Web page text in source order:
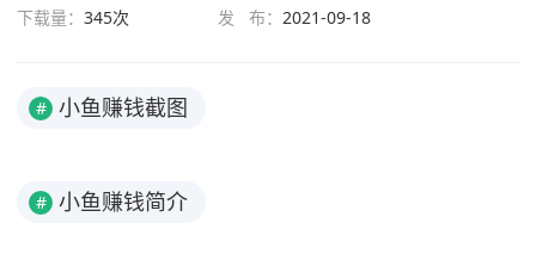
下载量： 345次 发 布： 2021-09-18
# 小鱼赚钱截图
# 小鱼赚钱简介